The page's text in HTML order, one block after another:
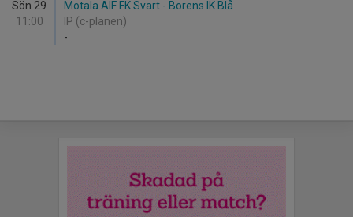
Sön 29
11:00
Motala AIF FK Svart - Borens IK Blå
IP (c-planen)
-